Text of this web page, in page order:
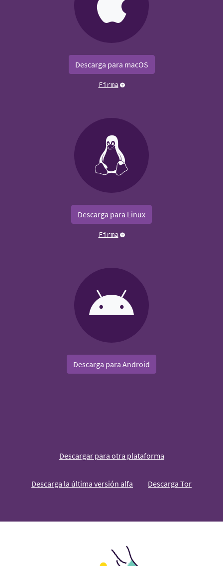
Descarga para macOS
Firma
Descarga para Linux
Firma
Descarga para Android
Descargar para otra plataforma
Descarga la última versión alfa Descarga Tor